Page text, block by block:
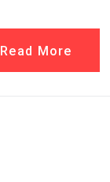
Read More